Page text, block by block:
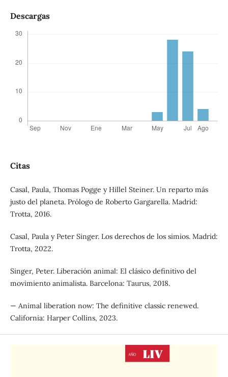
Descargas
Citas
Casal, Paula, Thomas Pogge y Hillel Steiner. Un reparto más
justo del planeta. Prólogo de Roberto Gargarella. Madrid:
Trotta, 2016.
Casal, Paula y Peter Singer. Los derechos de los simios. Madrid:
Trotta, 2022.
Singer, Peter. Liberación animal: El clásico definitivo del
movimiento animalista. Barcelona: Taurus, 2018.
— Animal liberation now: The definitive classic renewed.
California: Harper Collins, 2023.